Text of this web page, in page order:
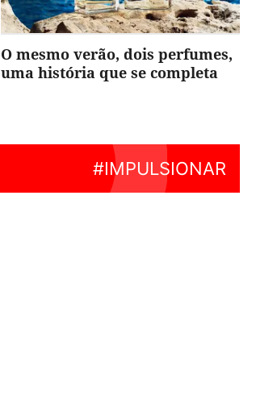
O mesmo verão, dois perfumes,
uma história que se completa